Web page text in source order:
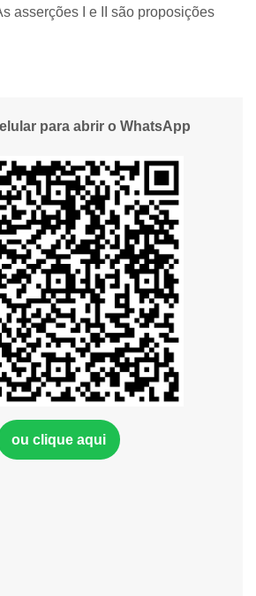
asserções I e II são proposições
para abrir o WhatsApp
ou clique aqui